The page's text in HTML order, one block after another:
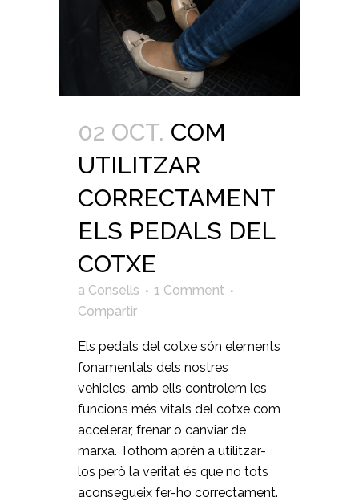
02 OCT. COM
UTILITZAR
CORRECTAMENT
ELS PEDALS DEL
COTXE
a Consells
1 Comment
Compartir
Els pedals del cotxe són elements
fonamentals dels nostres
vehicles, amb ells controlem les
funcions més vitals del cotxe com
accelerar, frenar o canviar de
marxa. Tothom aprèn a utilitzar-
los però la veritat és que no tots
aconsegueix fer-ho correctament.